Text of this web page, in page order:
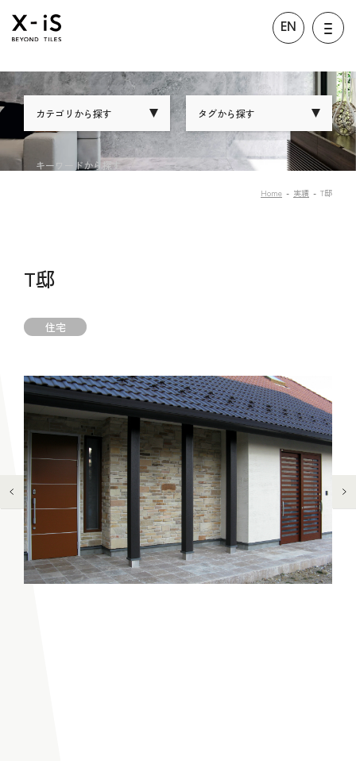
EN
カテゴリから探す タグから探す
キーワードから探す
Home 実績 T邸
T邸
住宅